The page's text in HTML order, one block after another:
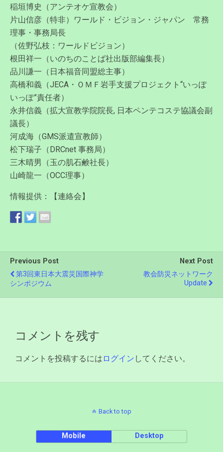
稲垣博史（アンテオケ宣教会）
片山信彦（特非）ワールド・ビジョン・ジャパン 常務
理事・事務局長
（佐野弘枝：ワールドビジョン）
根田祥一（いのちのことば社出版部編集長）
品川謙一（日本福音同盟総主事）
高橋和義（JECA・ＯＭＦ岩手支援プロジェクト“いっぽ
いっぽ”責任者）
永井信義（拡大宣教学院院長, 日本ペンテコステ協議会副
議長）
河成海（GMS派遣宣教師）
松下瑞子（DRCnet 事務局）
三木晴男（玉の肌石鹸社長）
山崎龍一（OCC理事）
情報提供：【連絡会】
Previous Post
第3回東日本大震災国際神学
シンポジウム
Next Post
教会防災ネットワーク
Update
コメントを残す
コメントを投稿するには ログイン してください。
Back to top
Mobile Desktop